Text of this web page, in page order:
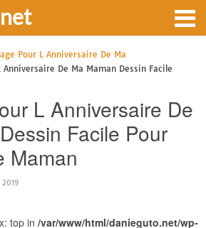
Pour L Anniversaire De Ma
Anniversaire De Ma Maman Dessin Facile
L Anniversaire De
Facile Pour
Maman
2019
top in /var/www/html/danieguto.net/wp-